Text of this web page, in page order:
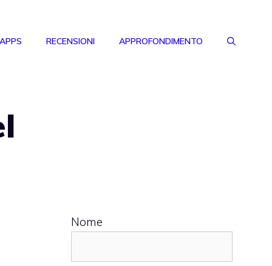
RECENSIONI APPROFONDIMENTO
Nome